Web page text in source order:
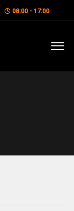
08:00 - 17:00